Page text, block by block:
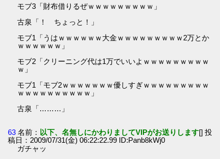
モブ3「財布借りるぜｗｗｗｗｗｗｗｗｗ」
古泉「！ ちょっと！」
モブ1「うはｗｗｗｗｗｗ大金ｗｗｗｗｗｗｗｗｗ2万とか
ｗｗｗｗｗｗ」
モブ2「クリーニング代は1万でいいよｗｗｗｗｗｗｗｗｗ
ｗ」
モブ1「モブ2ｗｗｗｗｗｗｗ優しすぎｗｗｗｗｗｗｗｗｗ
ｗｗｗｗｗｗｗｗｗｗ」
古泉「………」
63 名前： 以下、名無しにかわりましてVIPがお送りします[] 投
稿日：2009/07/31(金) 06:22:22.99 ID:Panb8kWj0
ガチャッ